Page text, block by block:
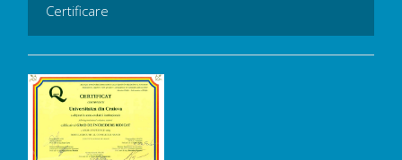
Certificare